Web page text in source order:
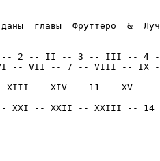
главы  Фруттеро  &
2 -- II -- 3 -- III -- 4
-- VII -- 7 -- VIII -- IX
XIII -- XIV -- 11 -- XV --
XXI -- XXII -- XXIII -- 14